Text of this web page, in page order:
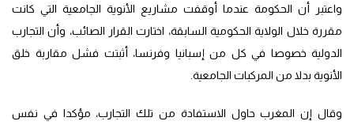
واعتبر أن الحكومة عندما أوقفت مشاريع الأنوية الجامعية التي كانت
مقررة خلال الولاية الحكومية السابقة، اختارت القرار الصائب، وأن التجارب
الدولية خصوصا في كل من إسبانيا وفرنسا، أثبتت فشل مقاربة خلق
الأنوية بدلا من المركبات الجامعية.
وقال إن المغرب حاول الاستفادة من تلك التجارب، مؤكدا في نفس